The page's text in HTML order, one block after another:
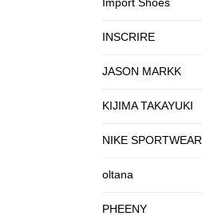
INSCRIRE
JASON MARKK
KIJIMA TAKAYUKI
NIKE SPORTWEAR
oltana
PHEENY